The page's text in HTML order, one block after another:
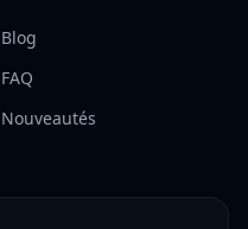
Blog
FAQ
Nouveautés